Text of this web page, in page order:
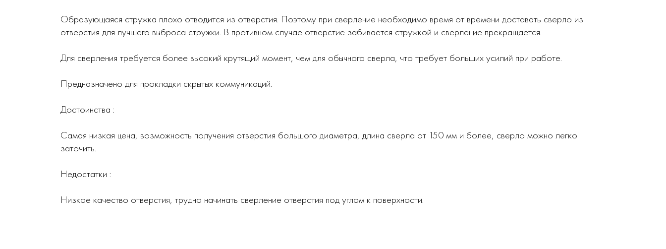
Образующаяся стружка плохо отводится из отверстия. Поэтому при сверление необходимо время от времени доставать сверло из
отверстия для лучшего выброса стружки. В противном случае отверстие забивается стружкой и сверление прекращается.
Для сверления требуется более высокий крутящий момент, чем для обычного сверла, что требует больших усилий при работе.
Предназначено для прокладки скрытых коммуникаций.
Достоинства :
Самая низкая цена, возможность получения отверстия большого диаметра, длина сверла от 150 мм и более, сверло можно легко
заточить.
Недостатки :
Низкое качество отверстия, трудно начинать сверление отверстия под углом к поверхности.